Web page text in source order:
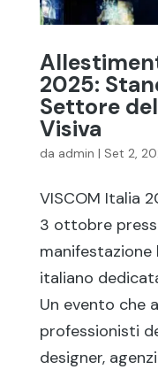
2025:
Settore
Visiva
da admin | Set 2,
VISCOM Italia
3 ottobre
manifestazione
italiano
Un evento che
professionisti
designer,